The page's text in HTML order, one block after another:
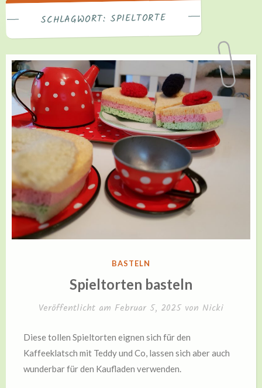
SCHLAGWORT: SPIELTORTE
VERÖFFENTLICHT
BASTELN
Spieltorten basteln
Veröffentlicht am Februar 5, 2025von Nicki
Diese tollen Spieltorten eignen sich für den
Kaffeeklatsch mit Teddy und Co, lassen sich aber auch
wunderbar für den Kaufladen verwenden.